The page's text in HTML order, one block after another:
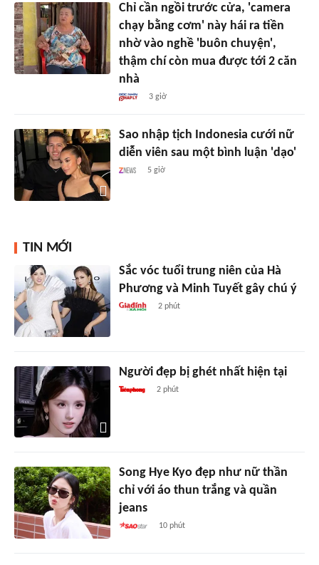
Chỉ cần ngồi trước cửa, 'camera
chạy bằng cơm' này hái ra tiền
nhờ vào nghề 'buôn chuyện',
thậm chí còn mua được tới 2 căn
nhà
3 giờ
Sao nhập tịch Indonesia cưới nữ
diễn viên sau một bình luận 'dạo'
5 giờ
TIN MỚI
Sắc vóc tuổi trung niên của Hà
Phương và Minh Tuyết gây chú ý
2 phút
Người đẹp bị ghét nhất hiện tại
2 phút
Song Hye Kyo đẹp như nữ thần
chỉ với áo thun trắng và quần
jeans
10 phút